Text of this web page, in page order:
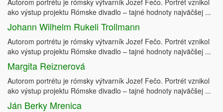
Autorom portrétu je rómsky výtvarník Jozef Fečo. Portrét vznikol
ako výstup projektu Rómske divadlo – tajné hodnoty najväčšej ...
Johann Wilhelm Rukeli Trollmann
Autorom portrétu je rómsky výtvarník Jozef Fečo. Portrét vznikol
ako výstup projektu Rómske divadlo – tajné hodnoty najväčšej ...
Margita Reiznerová
Autorom portrétu je rómsky výtvarník Jozef Fečo. Portrét vznikol
ako výstup projektu Rómske divadlo – tajné hodnoty najväčšej ...
Ján Berky Mrenica